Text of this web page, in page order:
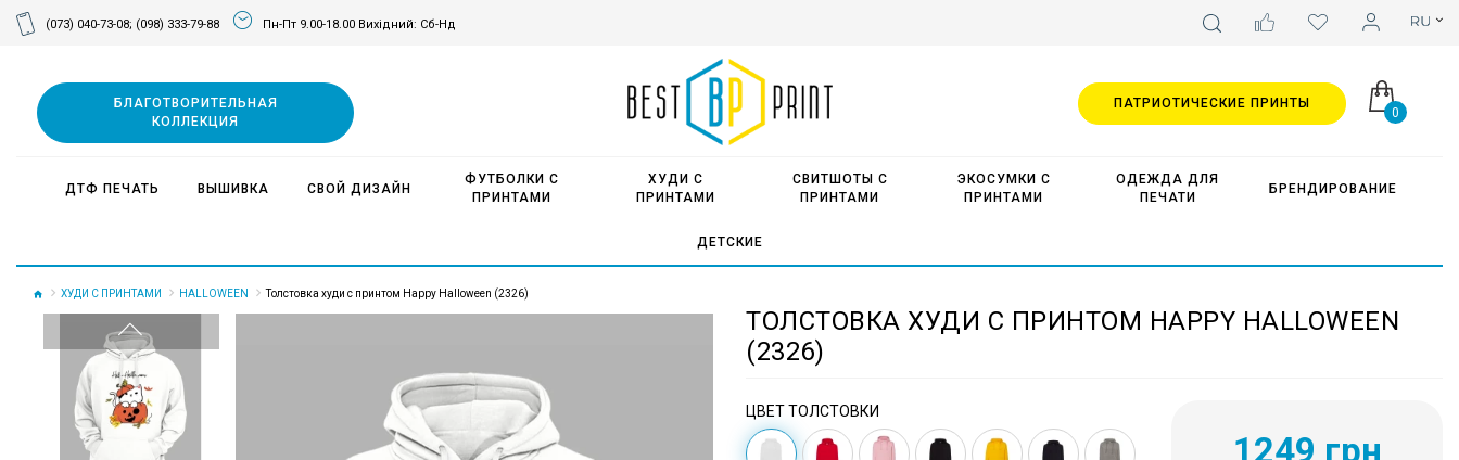
(073) 040-73-08; (098) 333-79-88 Пн-Пт 9.00-18.00 Вихідний: Сб-Нд
0
БЛАГОТВОРИТЕЛЬНАЯ
КОЛЛЕКЦИЯ
ДТФ ПЕЧАТЬ ВЫШИВКА СВОЙ ДИЗАЙН
ФУТБОЛКИ С
ПРИНТАМИ
ХУДИ С
ПРИНТАМИ
СВИТШОТЫ С
ПРИНТАМИ
ЭКОСУМКИ С
ПРИНТАМИ
ОДЕЖДА ДЛЯ
ПЕЧАТИ
БРЕНДИРОВАНИЕ
ДЕТСКИЕ
ПАТРИОТИЧЕСКИЕ ПРИНТЫ
ХУДИ С ПРИНТАМИ HALLOWEEN Толстовка худи с принтом Happy Halloween (2326)
ТОЛСТОВКА ХУДИ С ПРИНТОМ HAPPY HALLOWEEN
(2326)
ЦВЕТ ТОЛСТОВКИ
1249 грн